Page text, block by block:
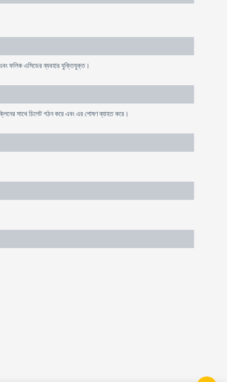
ফলিক এসিডের ব্যবহার যুক্তিযুক্ত।
সাথে চিলেট গঠন করে এবং এর শোষণ ব্যাহত করে।